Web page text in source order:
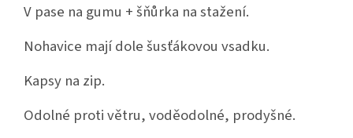
V pase na gumu + šňůrka na stažení.
Nohavice mají dole šusťákovou vsadku.
Kapsy na zip.
Odolné proti větru, voděodolné, prodyšné.